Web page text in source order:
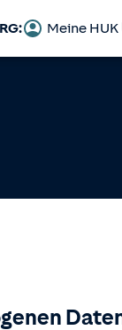
Meine HUK